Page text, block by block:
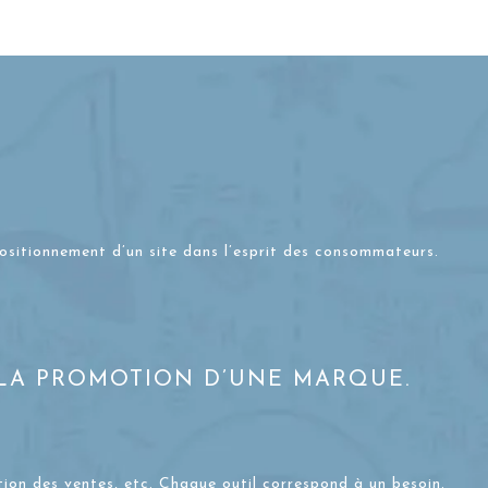
d’un site dans l’esprit des consommateurs.
PROMOTION D’UNE MARQUE.
des ventes, etc. Chaque outil correspond à un besoin.